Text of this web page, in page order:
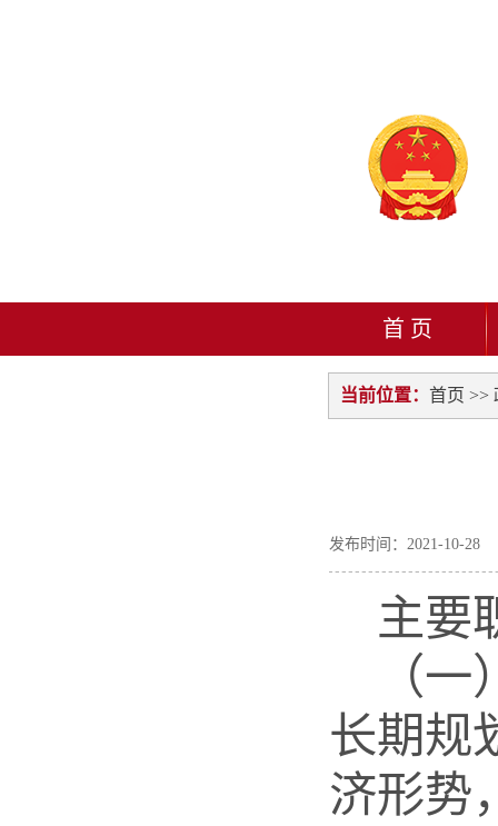
首 页
当前位置： 首页 >>
发布时间：2021-10-
主要
（
长期规
济形势